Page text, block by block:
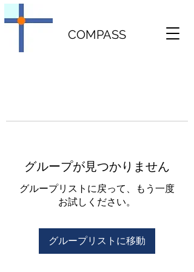
COMPASS
グループが見つかりません
グループリストに戻って、もう一度
お試しください。
グループリストに移動